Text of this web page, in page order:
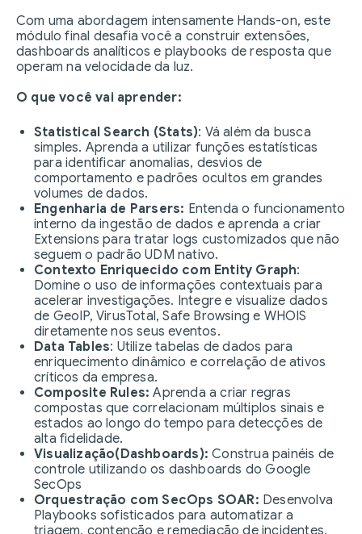
Com uma abordagem intensamente Hands-on, este
módulo final desafia você a construir extensões,
dashboards analíticos e playbooks de resposta que
operam na velocidade da luz.
O que você vai aprender:
Statistical Search (Stats): Vá além da busca
simples. Aprenda a utilizar funções estatísticas
para identificar anomalias, desvios de
comportamento e padrões ocultos em grandes
volumes de dados.
Engenharia de Parsers: Entenda o funcionamento
interno da ingestão de dados e aprenda a criar
Extensions para tratar logs customizados que não
seguem o padrão UDM nativo.
Contexto Enriquecido com Entity Graph:
Domine o uso de informações contextuais para
acelerar investigações. Integre e visualize dados
de GeoIP, VirusTotal, Safe Browsing e WHOIS
diretamente nos seus eventos.
Data Tables: Utilize tabelas de dados para
enriquecimento dinâmico e correlação de ativos
críticos da empresa.
Composite Rules: Aprenda a criar regras
compostas que correlacionam múltiplos sinais e
estados ao longo do tempo para detecções de
alta fidelidade.
Visualização(Dashboards): Construa painéis de
controle utilizando os dashboards do Google
SecOps
Orquestração com SecOps SOAR: Desenvolva
Playbooks sofisticados para automatizar a